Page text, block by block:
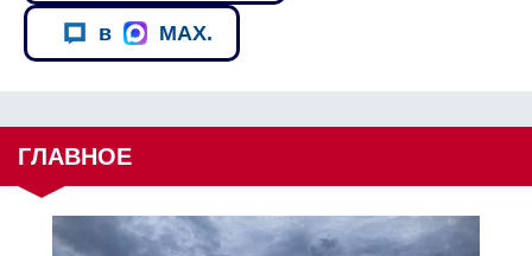
в MAX.
ГЛАВНОЕ